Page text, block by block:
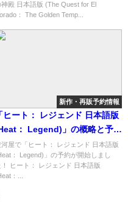
」の概略と予約購入可
神殿 日本語版 (The Quest for El
： The Golden Temp...
新作・再販予約情報
ヒート： レジェンド 日本語版
： Legend)」の概略と予約
入可能なショップ紹介！
河屋で「ヒート： レジェンド 日本語版
： Legend)」の予約が開始しまし
！ ヒート： レジェンド 日本語版
：...